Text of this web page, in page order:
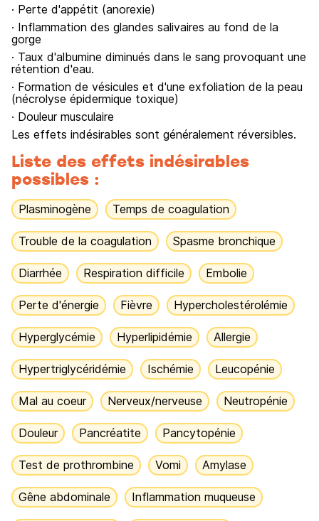
· Perte d'appétit (anorexie)
· Inflammation des glandes salivaires au fond de la
gorge
· Taux d'albumine diminués dans le sang provoquant une
rétention d'eau.
· Formation de vésicules et d'une exfoliation de la peau
(nécrolyse épidermique toxique)
· Douleur musculaire
Les effets indésirables sont généralement réversibles.
Liste des effets indésirables
possibles :
Plasminogène Temps de coagulation
Trouble de la coagulation Spasme bronchique
Diarrhée Respiration difficile Embolie
Perte d'énergie Fièvre Hypercholestérolémie
Hyperglycémie Hyperlipidémie Allergie
Hypertriglycéridémie Ischémie Leucopénie
Mal au coeur Nerveux/nerveuse Neutropénie
Douleur Pancréatite Pancytopénie
Test de prothrombine Vomi Amylase
Gêne abdominale Inflammation muqueuse